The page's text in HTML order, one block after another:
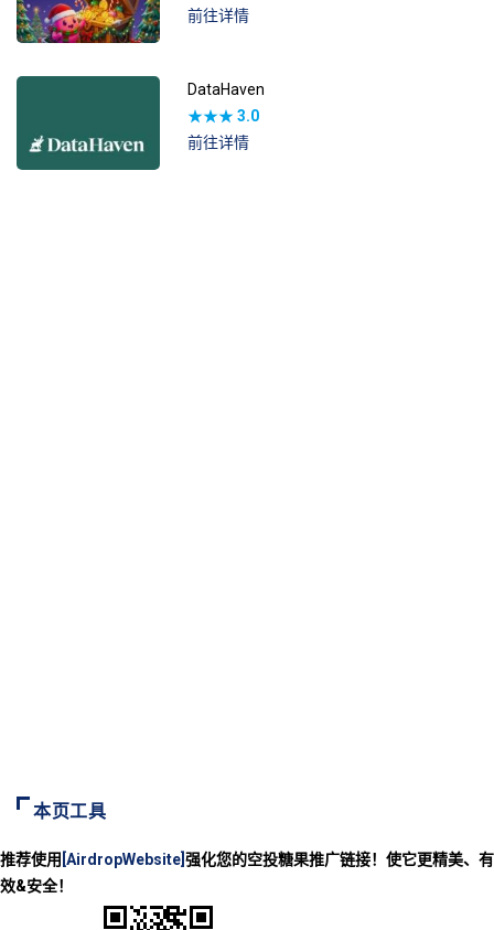
前往详情
DataHaven
★★★3.0
前往详情
本页工具
推荐使用 [AirdropWebsite] 强化您的空投糖果推广链接！使它更精美、有
效&安全！